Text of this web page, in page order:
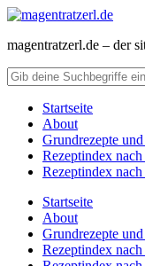
magentratzerl.de – der
Startseite
About
Grundrezepte
Rezeptindex
Rezeptindex
Startseite
About
Grundrezepte
Rezeptindex